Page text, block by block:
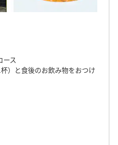
ース
）と食後のお飲み物をおつけ